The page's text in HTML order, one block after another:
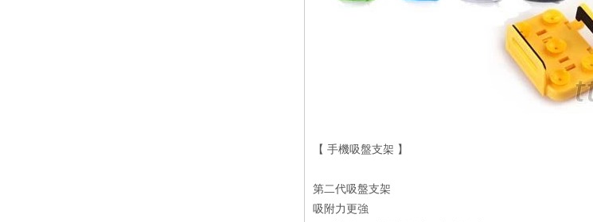
【 手機吸盤支架 】
第二代吸盤支架
吸附力更強